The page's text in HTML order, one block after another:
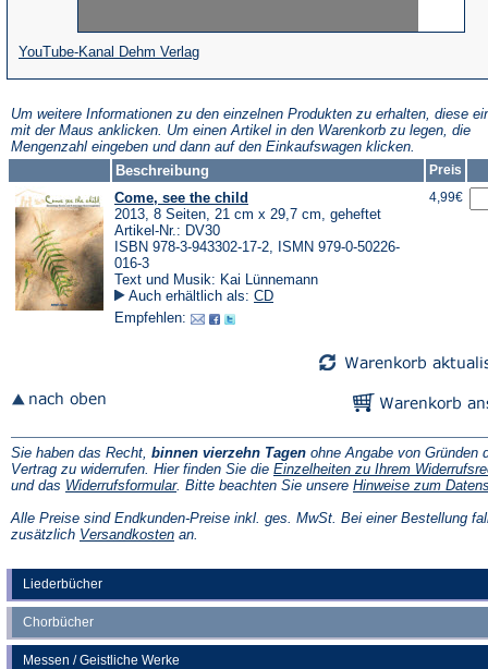
Liederbücher
Chorbücher
Messen / Geistliche Werke
YouTube-Kanal Dehm Verlag(Öffnet
in
einem
neuen
Tab)
Um weitere Informationen zu den einzelnen Produkten zu erhalten, diese
mit der Maus anklicken. Um einen Artikel in den Warenkorb zu legen, die
Mengenzahl eingeben und dann auf den Einkaufswagen klicken.
Beschreibung
Preis
Come, see the child
2013, 8 Seiten, 21 cm x 29,7 cm, geheftet
Artikel-Nr.: DV30
ISBN 978-3-943302-17-2, ISMN 979-0-50226-
016-3
Text und Musik: Kai Lünnemann
Auch erhältlich als: CD
Empfehlen:
4,99€
Sie haben das Recht, binnen vierzehn Tagen ohne Angabe von Gründen
Vertrag zu widerrufen. Hier finden Sie die Einzelheiten zu Ihrem
und das Widerrufsformular(Öffnet
einem
neuen
. Bitte beachten Sie unsere Hinweise zum
Alle Preise sind Endkunden-Preise inkl. ges. MwSt. Bei einer Bestellung
zusätzlich Versandkosten(Öffnet
an.